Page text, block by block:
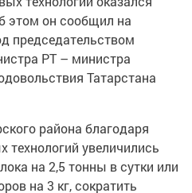
этом он сообщил на
председательством
РТ – министра
Татарстана
района благодаря
технологий увеличились
на 2,5 тонны в сутки или
на 3 кг, сократить